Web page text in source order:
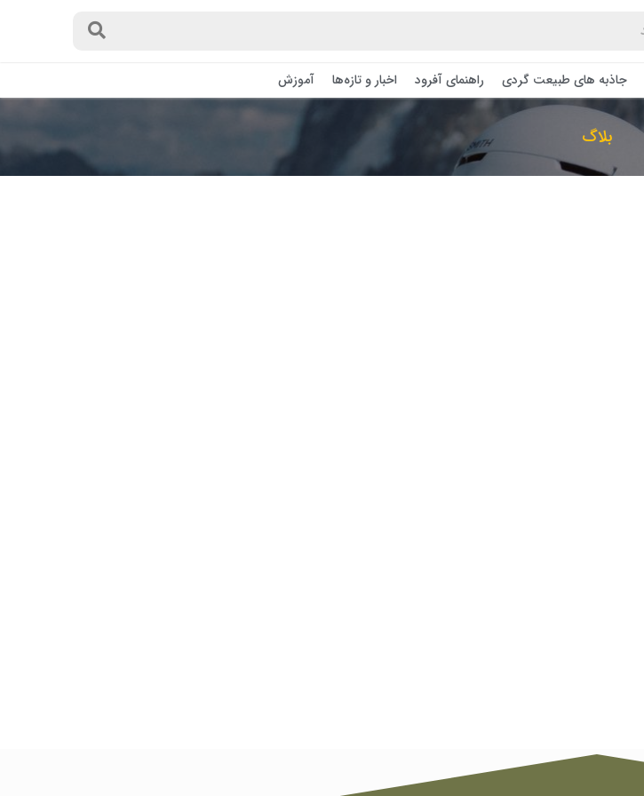
جاذبه های طبیعت گردی راهنمای آفرود اخبار و تازه‌ها آموزش
بلاگ